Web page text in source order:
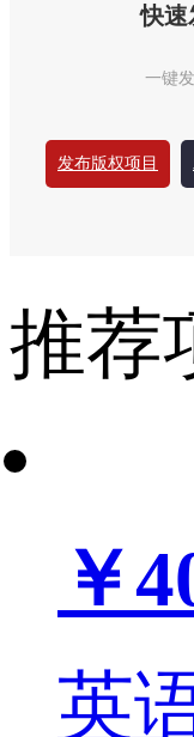
快速
一键
发布版权项目
推荐
￥
英